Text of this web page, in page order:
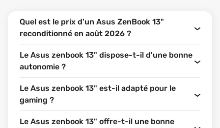
Quel est le prix d'un Asus ZenBook 13"
reconditionné en août 2026 ?
Le Asus zenbook 13" dispose-t-il d'une bonne
autonomie ?
Le Asus zenbook 13" est-il adapté pour le
gaming ?
Le Asus zenbook 13" offre-t-il une bonne